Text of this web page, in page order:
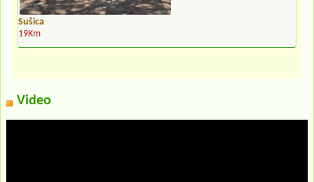
Sušica
19Km
Video